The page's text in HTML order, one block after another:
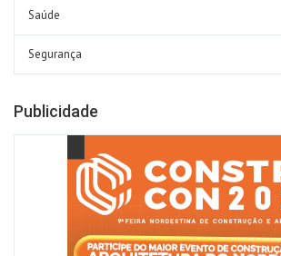
Saúde
Segurança
Publicidade